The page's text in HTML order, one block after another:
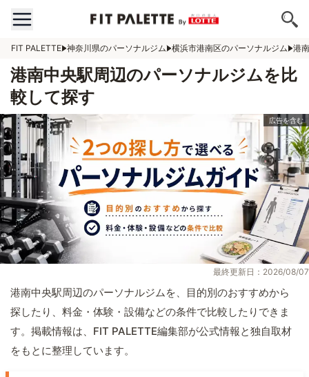
FIT PALETTE 神奈川県のパーソナルジム 横浜市港南区のパーソナルジム 港
港南中央駅周辺のパーソナルジムを比
較して探す
最終更新日：2026/08/07
港南中央駅周辺のパーソナルジムを、目的別のおすすめから
探したり、料金・体験・設備などの条件で比較したりできま
す。掲載情報は、FIT PALETTE編集部が公式情報と独自取材
をもとに整理しています。